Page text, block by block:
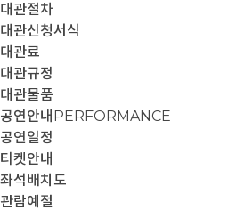
대관절차
대관신청서식
대관료
대관규정
대관물품
공연안내 PERFORMANCE
공연일정
티켓안내
좌석배치도
관람예절